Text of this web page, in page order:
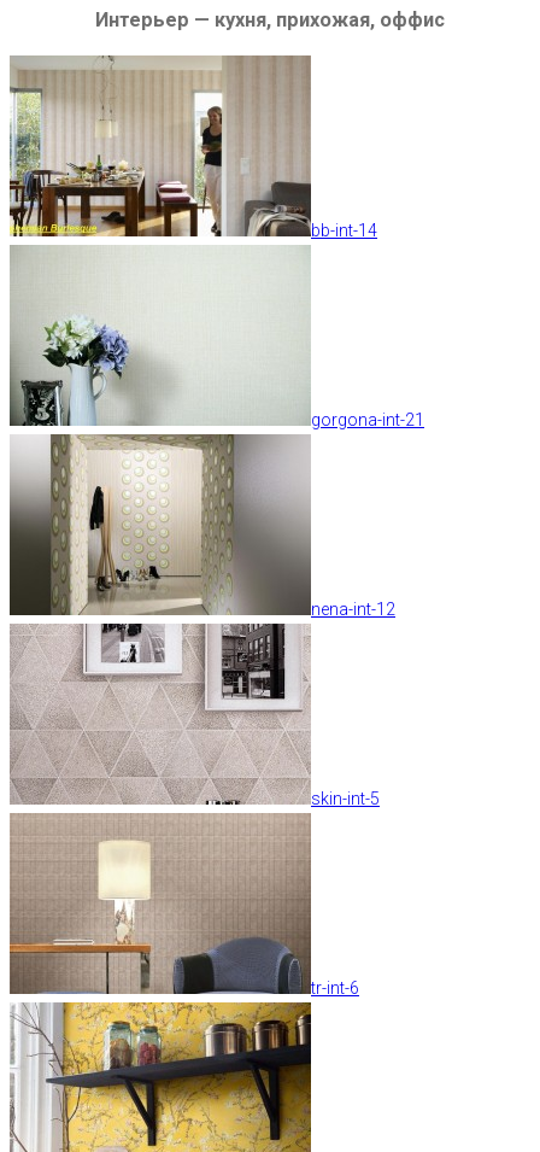
Интерьер — кухня, прихожая, оффис
bb-int-14
gorgona-int-21
nena-int-12
skin-int-5
tr-int-6